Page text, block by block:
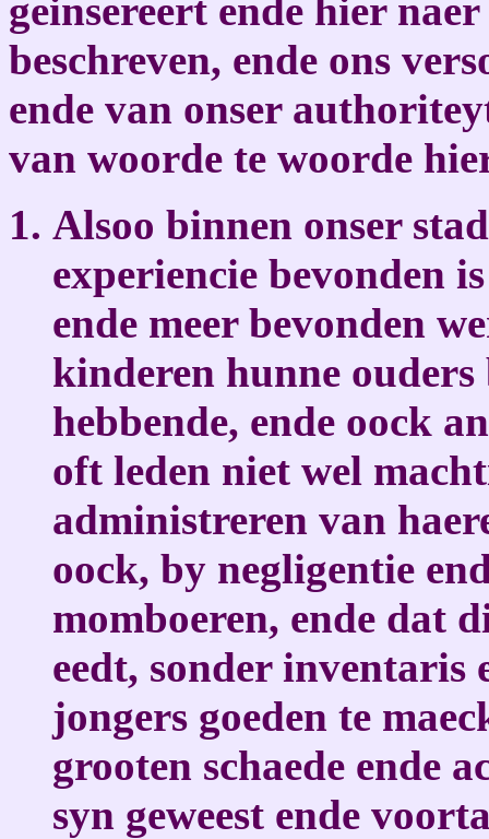
geinsereert ende hier
beschreven, ende ons
ende van onser
van woorde te woorde
Alsoo binnen onser
experiencie bevonden
ende meer bevonden
kinderen hunne
hebbende, ende oock
oft leden niet wel
administreren van
oock, by negligentie
momboeren, ende dat
eedt, sonder inventaris
jongers goeden te
grooten schaede ende
syn geweest ende